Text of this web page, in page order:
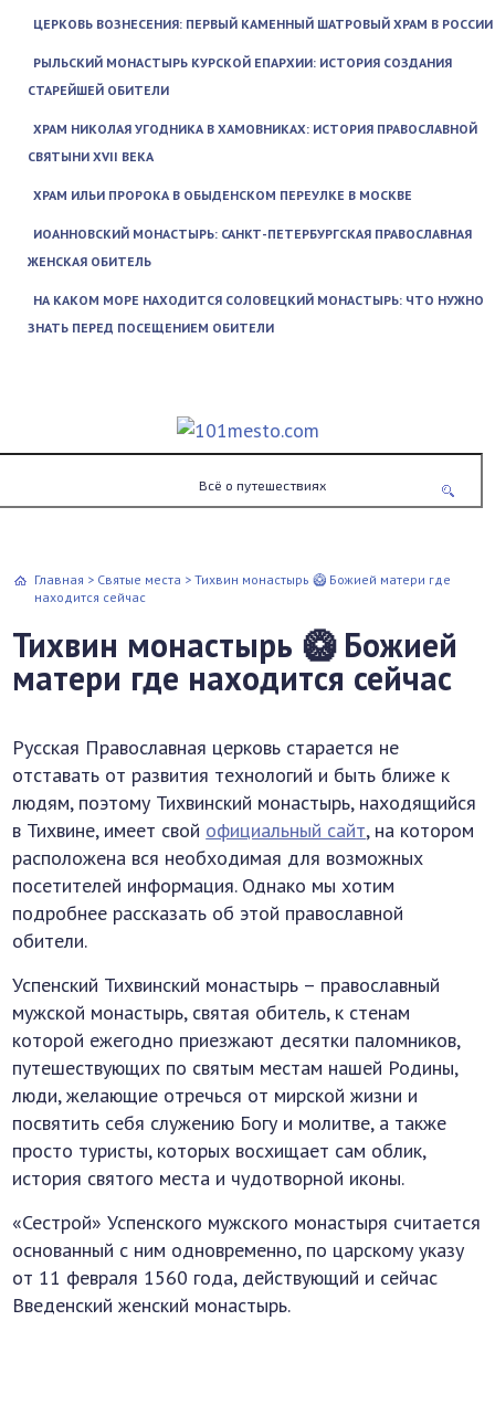
ЦЕРКОВЬ ВОЗНЕСЕНИЯ: ПЕРВЫЙ КАМЕННЫЙ ШАТРОВЫЙ ХРАМ В РОССИИ
РЫЛЬСКИЙ МОНАСТЫРЬ КУРСКОЙ ЕПАРХИИ: ИСТОРИЯ СОЗДАНИЯ
СТАРЕЙШЕЙ ОБИТЕЛИ
ХРАМ НИКОЛАЯ УГОДНИКА В ХАМОВНИКАХ: ИСТОРИЯ ПРАВОСЛАВНОЙ
СВЯТЫНИ XVII ВЕКА
ХРАМ ИЛЬИ ПРОРОКА В ОБЫДЕНСКОМ ПЕРЕУЛКЕ В МОСКВЕ
ИОАННОВСКИЙ МОНАСТЫРЬ: САНКТ-ПЕТЕРБУРГСКАЯ ПРАВОСЛАВНАЯ
ЖЕНСКАЯ ОБИТЕЛЬ
НА КАКОМ МОРЕ НАХОДИТСЯ СОЛОВЕЦКИЙ МОНАСТЫРЬ: ЧТО НУЖНО
ЗНАТЬ ПЕРЕД ПОСЕЩЕНИЕМ ОБИТЕЛИ
Всё о путешествиях
Главная > Святые места >Тихвин монастырь 🥝 Божией матери где
находится сейчас
Тихвин монастырь 🥝 Божией
матери где находится сейчас
Русская Православная церковь старается не
отставать от развития технологий и быть ближе к
людям, поэтому Тихвинский монастырь, находящийся
в Тихвине, имеет свой официальный сайт, на котором
расположена вся необходимая для возможных
посетителей информация. Однако мы хотим
подробнее рассказать об этой православной
обители.
Успенский Тихвинский монастырь – православный
мужской монастырь, святая обитель, к стенам
которой ежегодно приезжают десятки паломников,
путешествующих по святым местам нашей Родины,
люди, желающие отречься от мирской жизни и
посвятить себя служению Богу и молитве, а также
просто туристы, которых восхищает сам облик,
история святого места и чудотворной иконы.
«Сестрой» Успенского мужского монастыря считается
основанный с ним одновременно, по царскому указу
от 11 февраля 1560 года, действующий и сейчас
Введенский женский монастырь.